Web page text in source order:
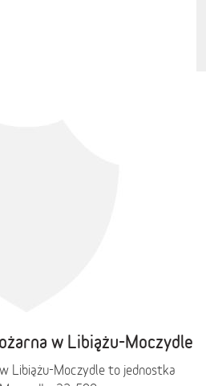
w Libiążu-Moczydle
Libiążu-Moczydle to jednostka